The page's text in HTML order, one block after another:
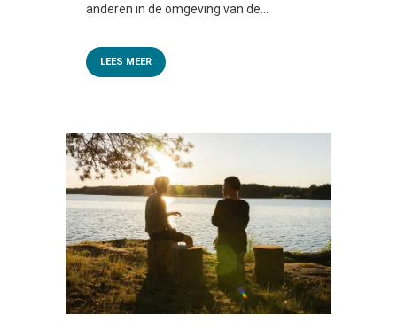
anderen in de omgeving van de...
LEES MEER